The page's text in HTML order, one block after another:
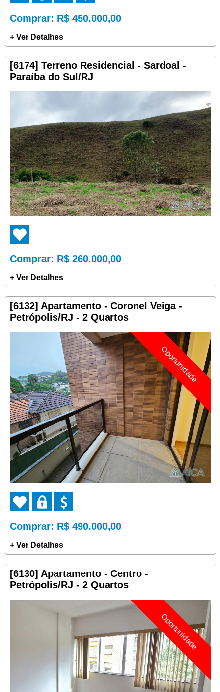
Comprar: R$ 450.000,00
+ Ver Detalhes
[6174] Terreno Residencial - Sardoal -
Paraíba do Sul/RJ
Comprar: R$ 260.000,00
+ Ver Detalhes
[6132] Apartamento - Coronel Veiga -
Petrópolis/RJ - 2 Quartos
Oportunidade
Comprar: R$ 490.000,00
+ Ver Detalhes
[6130] Apartamento - Centro -
Petrópolis/RJ - 2 Quartos
Oportunidade